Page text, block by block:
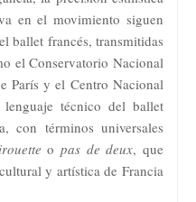
en el movimiento siguen
ballet francés, transmitidas
el Conservatorio Nacional
París y el Centro Nacional
técnico del ballet
con términos universales
opas de deux, que
y artística de Francia